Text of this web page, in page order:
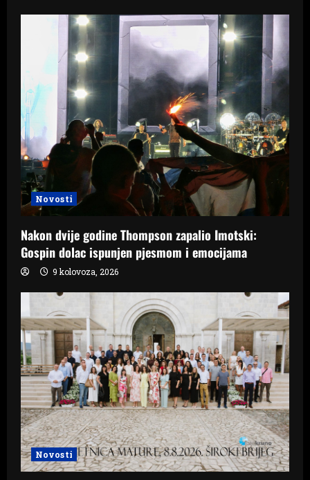
Novosti
Nakon dvije godine Thompson zapalio Imotski:
Gospin dolac ispunjen pjesmom i emocijama
9 kolovoza, 2026
Novosti